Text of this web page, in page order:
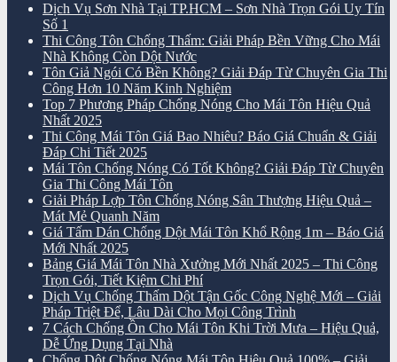
Dịch Vụ Sơn Nhà Tại TP.HCM – Sơn Nhà Trọn Gói Uy Tín
Số 1
Thi Công Tôn Chống Thấm: Giải Pháp Bền Vững Cho Mái
Nhà Không Còn Dột Nước
Tôn Giả Ngói Có Bền Không? Giải Đáp Từ Chuyên Gia Thi
Công Hơn 10 Năm Kinh Nghiệm
Top 7 Phương Pháp Chống Nóng Cho Mái Tôn Hiệu Quả
Nhất 2025
Thi Công Mái Tôn Giá Bao Nhiêu? Báo Giá Chuẩn & Giải
Đáp Chi Tiết 2025
Mái Tôn Chống Nóng Có Tốt Không? Giải Đáp Từ Chuyên
Gia Thi Công Mái Tôn
Giải Pháp Lợp Tôn Chống Nóng Sân Thượng Hiệu Quả –
Mát Mẻ Quanh Năm
Giá Tấm Dán Chống Dột Mái Tôn Khổ Rộng 1m – Báo Giá
Mới Nhất 2025
Bảng Giá Mái Tôn Nhà Xưởng Mới Nhất 2025 – Thi Công
Trọn Gói, Tiết Kiệm Chi Phí
Dịch Vụ Chống Thấm Dột Tận Gốc Công Nghệ Mới – Giải
Pháp Triệt Để, Lâu Dài Cho Mọi Công Trình
7 Cách Chống Ồn Cho Mái Tôn Khi Trời Mưa – Hiệu Quả,
Dễ Ứng Dụng Tại Nhà